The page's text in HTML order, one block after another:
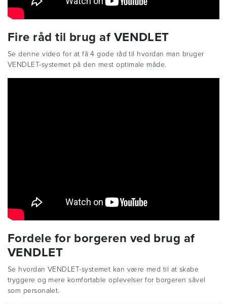
Fire råd til brug af VENDLET
Se denne video for at få 4 gode råd til hvordan man bruger
VENDLET-systemet på den mest optimale måde.
Fordele for borgeren ved brug af
VENDLET
Se hvordan VENDLET-systemet kan være med til at skabe
tryggere og mere komfortable oplevelser for borgeren såvel
som personalet.